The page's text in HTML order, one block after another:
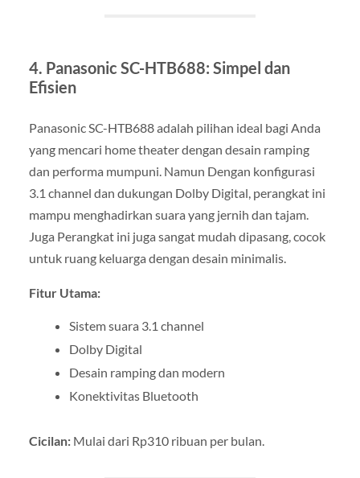
4. Panasonic SC-HTB688: Simpel dan
Efisien
Panasonic SC-HTB688 adalah pilihan ideal bagi Anda
yang mencari home theater dengan desain ramping
dan performa mumpuni. Namun Dengan konfigurasi
3.1 channel dan dukungan Dolby Digital, perangkat ini
mampu menghadirkan suara yang jernih dan tajam.
Juga Perangkat ini juga sangat mudah dipasang, cocok
untuk ruang keluarga dengan desain minimalis.
Fitur Utama:
Sistem suara 3.1 channel
Dolby Digital
Desain ramping dan modern
Konektivitas Bluetooth
Cicilan:Mulai dari Rp310 ribuan per bulan.